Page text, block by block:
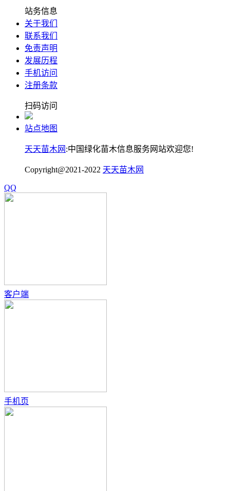
站务信息
关于我们
联系我们
免责声明
发展历程
手机访问
注册条款
扫码访问
站点地图
天天苗木网 :中国绿化苗木信息服务网站欢迎您!
Copyright@2021-2022 天天苗木网
QQ
客户端
手机页